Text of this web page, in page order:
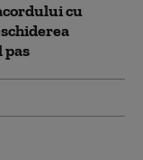
cu
pas